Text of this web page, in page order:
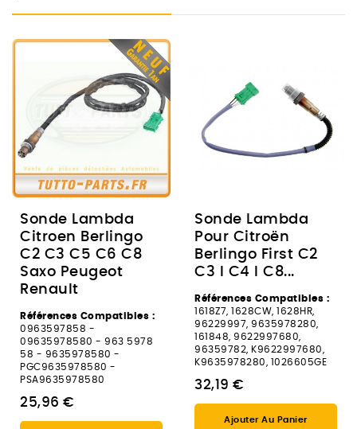
Sonde Lambda
Citroen Berlingo
C2 C3 C5 C6 C8
Saxo Peugeot
Renault
Références Compatibles :
0963597858 -
09635978580 - 963 5978
58 - 9635978580 -
PGC9635978580 -
PSA9635978580
25,96 €
Sonde Lambda
Pour Citroën
Berlingo First C2
C3 I C4 I C8...
Références Compatibles :
1618Z7, 1628CW, 1628HR,
96229997, 9635978280,
161848, 9622997680,
96359782, K9622997680,
K9635978280, 1026605GE
32,19 €
Ajouter Au Panier